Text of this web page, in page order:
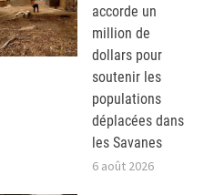
accorde un
million de
dollars pour
soutenir les
populations
déplacées dans
les Savanes
6 août 2026